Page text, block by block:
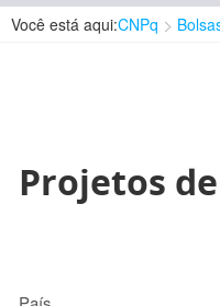
Você está aqui:CNPq
Projetos